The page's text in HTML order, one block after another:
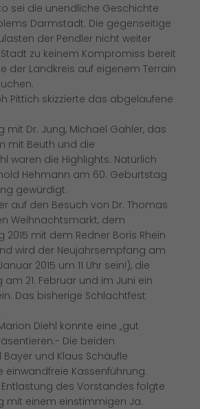
sei die unendliche Geschichte
Darmstadt. Die gegenseitige
der Pendler nicht weiter
zu keinem Kompromiss bereit
der Landkreis auf eigenem Terrain
Pittich skizzierte das abgelaufene
mit Dr. Jung, Michael Gahler, das
mit Beuth und die
waren die Highlights. Natürlich
Hehmann am 60. Geburtstag
gewürdigt.
auf den Besuch von Dr. Thomas
Weihnachtsmarkt, dem
mit dem Redner Boris Rhein
wird der Neujahrsempfang am
2015 um 11 Uhr sein!), die
21. Februar und im Juni ein
Das bisherige Schlachtfest
Diehl konnte eine „gut
Die beiden
Bayer und Klaus Schäufle
einwandfreie Kassenführung.
des Vorstandes folgte
mit einem einstimmigen Ja.